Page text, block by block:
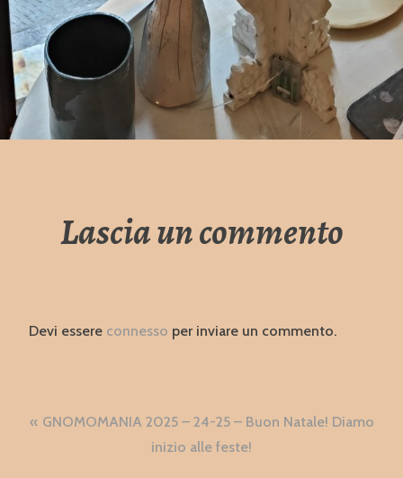
Lascia un commento
Devi essere connesso per inviare un commento.
Navigazione
GNOMOMANIA 2025 – 24-25 – Buon Natale! Diamo
inizio alle feste!